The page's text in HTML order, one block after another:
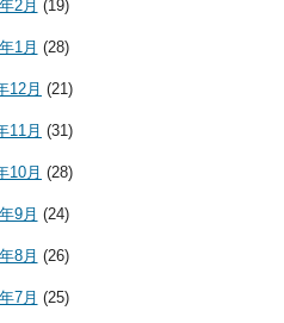
2月 (19)
1月 (28)
12月 (21)
11月 (31)
10月 (28)
9月 (24)
8月 (26)
7月 (25)